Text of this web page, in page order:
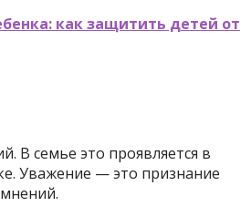
как защитить детей от
семье это проявляется в
Уважение — это признание